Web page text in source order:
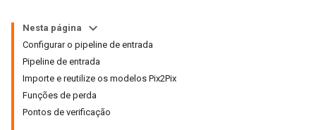
Nesta página
Configurar o pipeline de entrada
Pipeline de entrada
Importe e reutilize os modelos Pix2Pix
Funções de perda
Pontos de verificação